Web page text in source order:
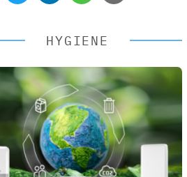
HYGIENE